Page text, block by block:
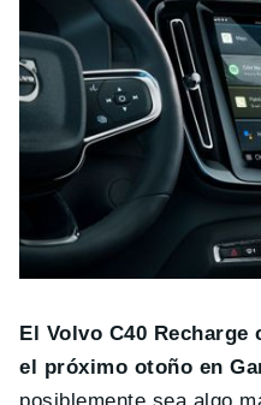
El Volvo C40
el próximo otoño en